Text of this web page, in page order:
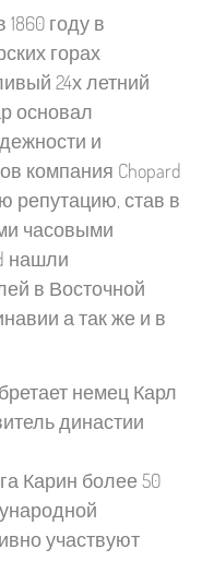
году в
горах
24х летний
основал
и
компания Chopard
репутацию, став в
часовыми
нашли
в Восточной
а так же и в
немец Карл
династии
Карин более 50
участвуют